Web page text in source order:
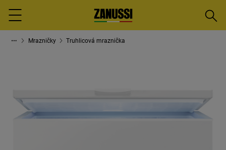
Menu
Mrazničky Truhlicová mraznička